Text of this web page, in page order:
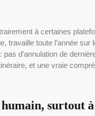
à certaines
travaille toute l’année sur
pas d’annulation de
et une vraie
surtout à